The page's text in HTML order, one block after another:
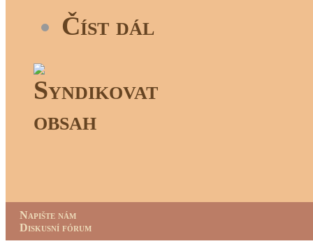
Číst dál
Napište nám
Diskusní fórum